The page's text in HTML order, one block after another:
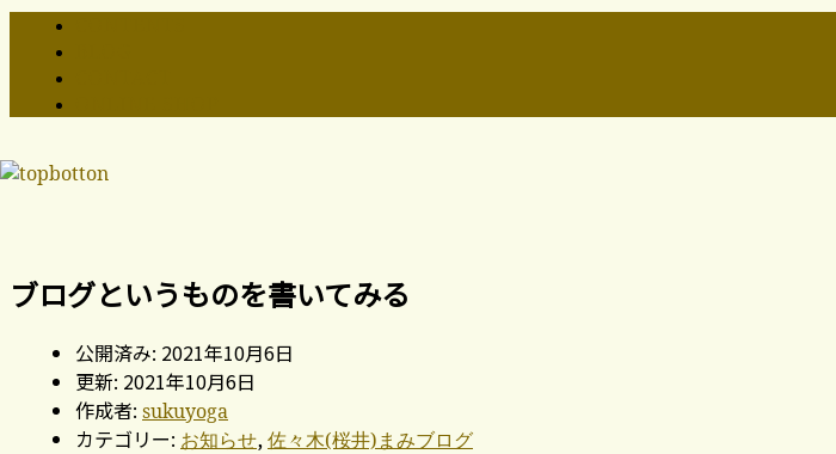
ブログというものを書いてみる
公開済み: 2021年10月6日
更新: 2021年10月6日
作成者: sukuyoga
カテゴリー: お知らせ,佐々木(桜井)まみブログ